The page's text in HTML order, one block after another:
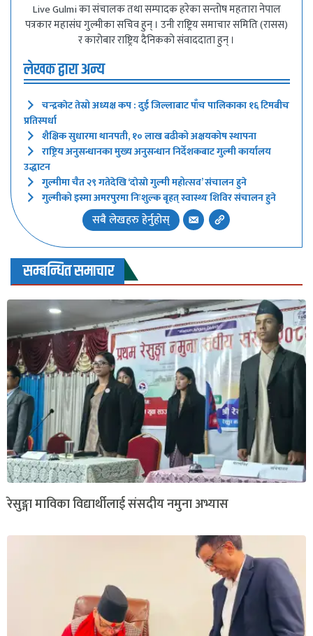
Live Gulmi का संचालक तथा सम्पादक हरेका सन्तोष महतारा नेपाल
पत्रकार महासंघ गुल्मीका सचिव हुन् । उनी राष्ट्रिय समाचार समिति (रासस)
र कारोबार राष्ट्रिय दैनिकको संवाददाता हुन् ।
लेखक द्वारा अन्य
चन्द्रकाेट तेस्रो अध्यक्ष कप : दुई जिल्लाबाट पाँच पालिकाका १६ टिमबीच
प्रतिस्पर्धा
शैक्षिक सुधारमा थानपती, १० लाख बढीको अक्षयकोष स्थापना
राष्ट्रिय अनुसन्धानका मुख्य अनुसन्धान निर्देशकबाट गुल्मी कार्यालय
उद्धाटन
गुल्मीमा चैत २९ गतेदेखि ‘दाेस्राे गुल्मी महोत्सव’ संचालन हुने
गुल्मीको इस्मा अमरपुरमा निःशुल्क बृहत् स्वास्थ्य शिविर संचालन हुने
सबै लेखहरु हेर्नुहोस्
सम्बन्धित समाचार
रेसुङ्गा माविका विद्यार्थीलाई संसदीय नमुना अभ्यास